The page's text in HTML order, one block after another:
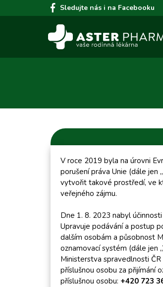
Sledujte nás i na Facebooku
V roce 2019 byla na úrovni
porušení práva Unie (dále jen
vytvořit takové prostředí, ve
veřejného zájmu.
Dne 1. 8. 2023 nabyl
Upravuje podávání a postup
dalším osobám a působnost
oznamovací systém (dále jen
Ministerstva spravedlnosti
příslušnou osobu za přijímání
příslušnou osobu: +420 723